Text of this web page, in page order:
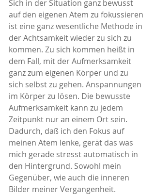
Sich in der Situation ganz bewusst
auf den eigenen Atem zu fokussieren
ist eine ganz wesentliche Methode in
der Achtsamkeit wieder zu sich zu
kommen. Zu sich kommen heißt in
dem Fall, mit der Aufmerksamkeit
ganz zum eigenen Körper und zu
sich selbst zu gehen. Anspannungen
im Körper zu lösen. Die bewusste
Aufmerksamkeit kann zu jedem
Zeitpunkt nur an einem Ort sein.
Dadurch, daß ich den Fokus auf
meinen Atem lenke, gerät das was
mich gerade stresst automatisch in
den Hintergrund. Sowohl mein
Gegenüber, wie auch die inneren
Bilder meiner Vergangenheit.